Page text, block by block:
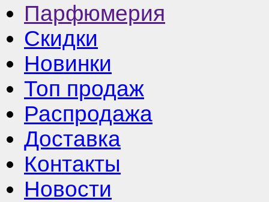
Парфюмерия
Скидки
Новинки
Топ продаж
Распродажа
Доставка
Контакты
Новости